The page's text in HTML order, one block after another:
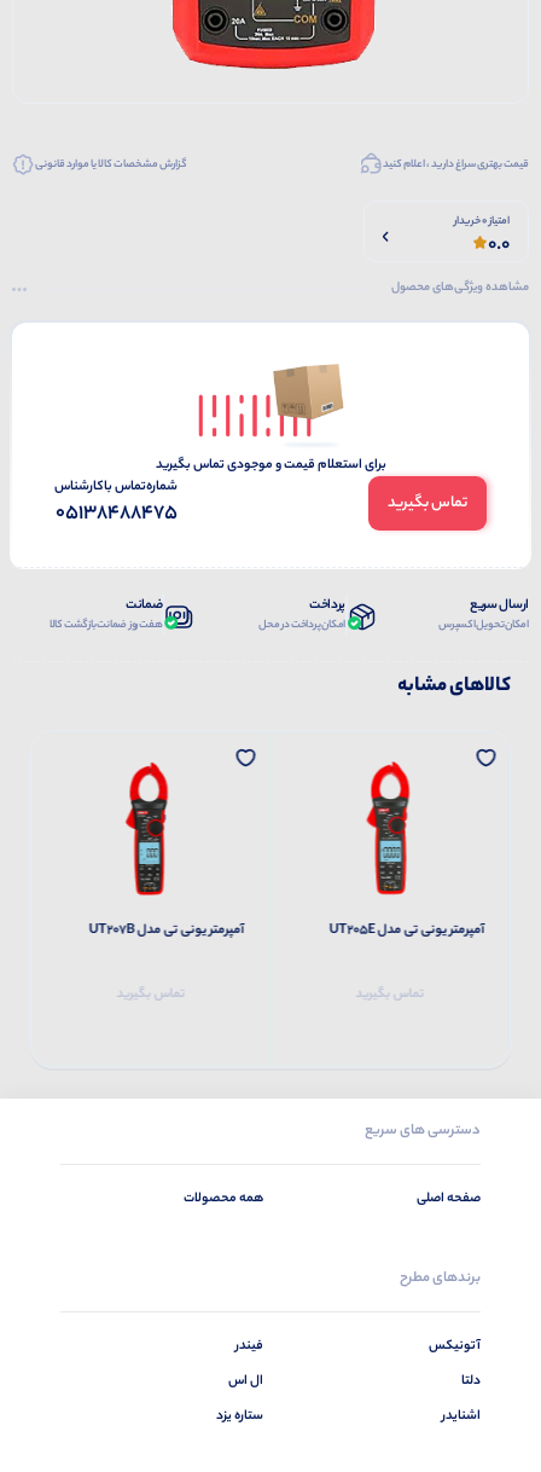
قیمت بهتری سراغ دارید ، اعلام کنید گزارش مشخصات کالا یا موارد قانونی
امتیاز 0 خریدار
0.0
مشاهده ویژگی‌های محصول
برای استعلام قیمت و موجودی تماس بگیرید
تماس بگیرید
شماره‌تماس‌ با‌کارشناس
05138488475
ارسال سریع
امکان تحویل اکسپرس
پرداخت
امکان پرداخت در محل
ضمانت
هفت روز ضمانت بازگشت کالا
کالاهای مشابه
آمپرمتر یونی تی مدل UT205E
تماس بگیرید
آمپرمتر یونی تی مدل UT207B
تماس بگیرید
دسترسی های سریع
صفحه اصلی همه محصولات
برندهای مطرح
آتونیکس
دلتا
اشنایدر
فیندر
ال اس
ستاره یزد